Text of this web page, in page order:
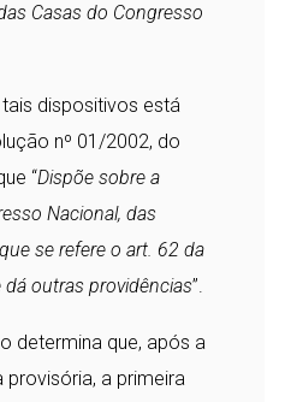
Casas do Congresso
dispositivos está
nº 01/2002, do
“Dispõe sobre a
Nacional, das
se refere o art. 62 da
dá outras providências”.
determina que, após a
a primeira